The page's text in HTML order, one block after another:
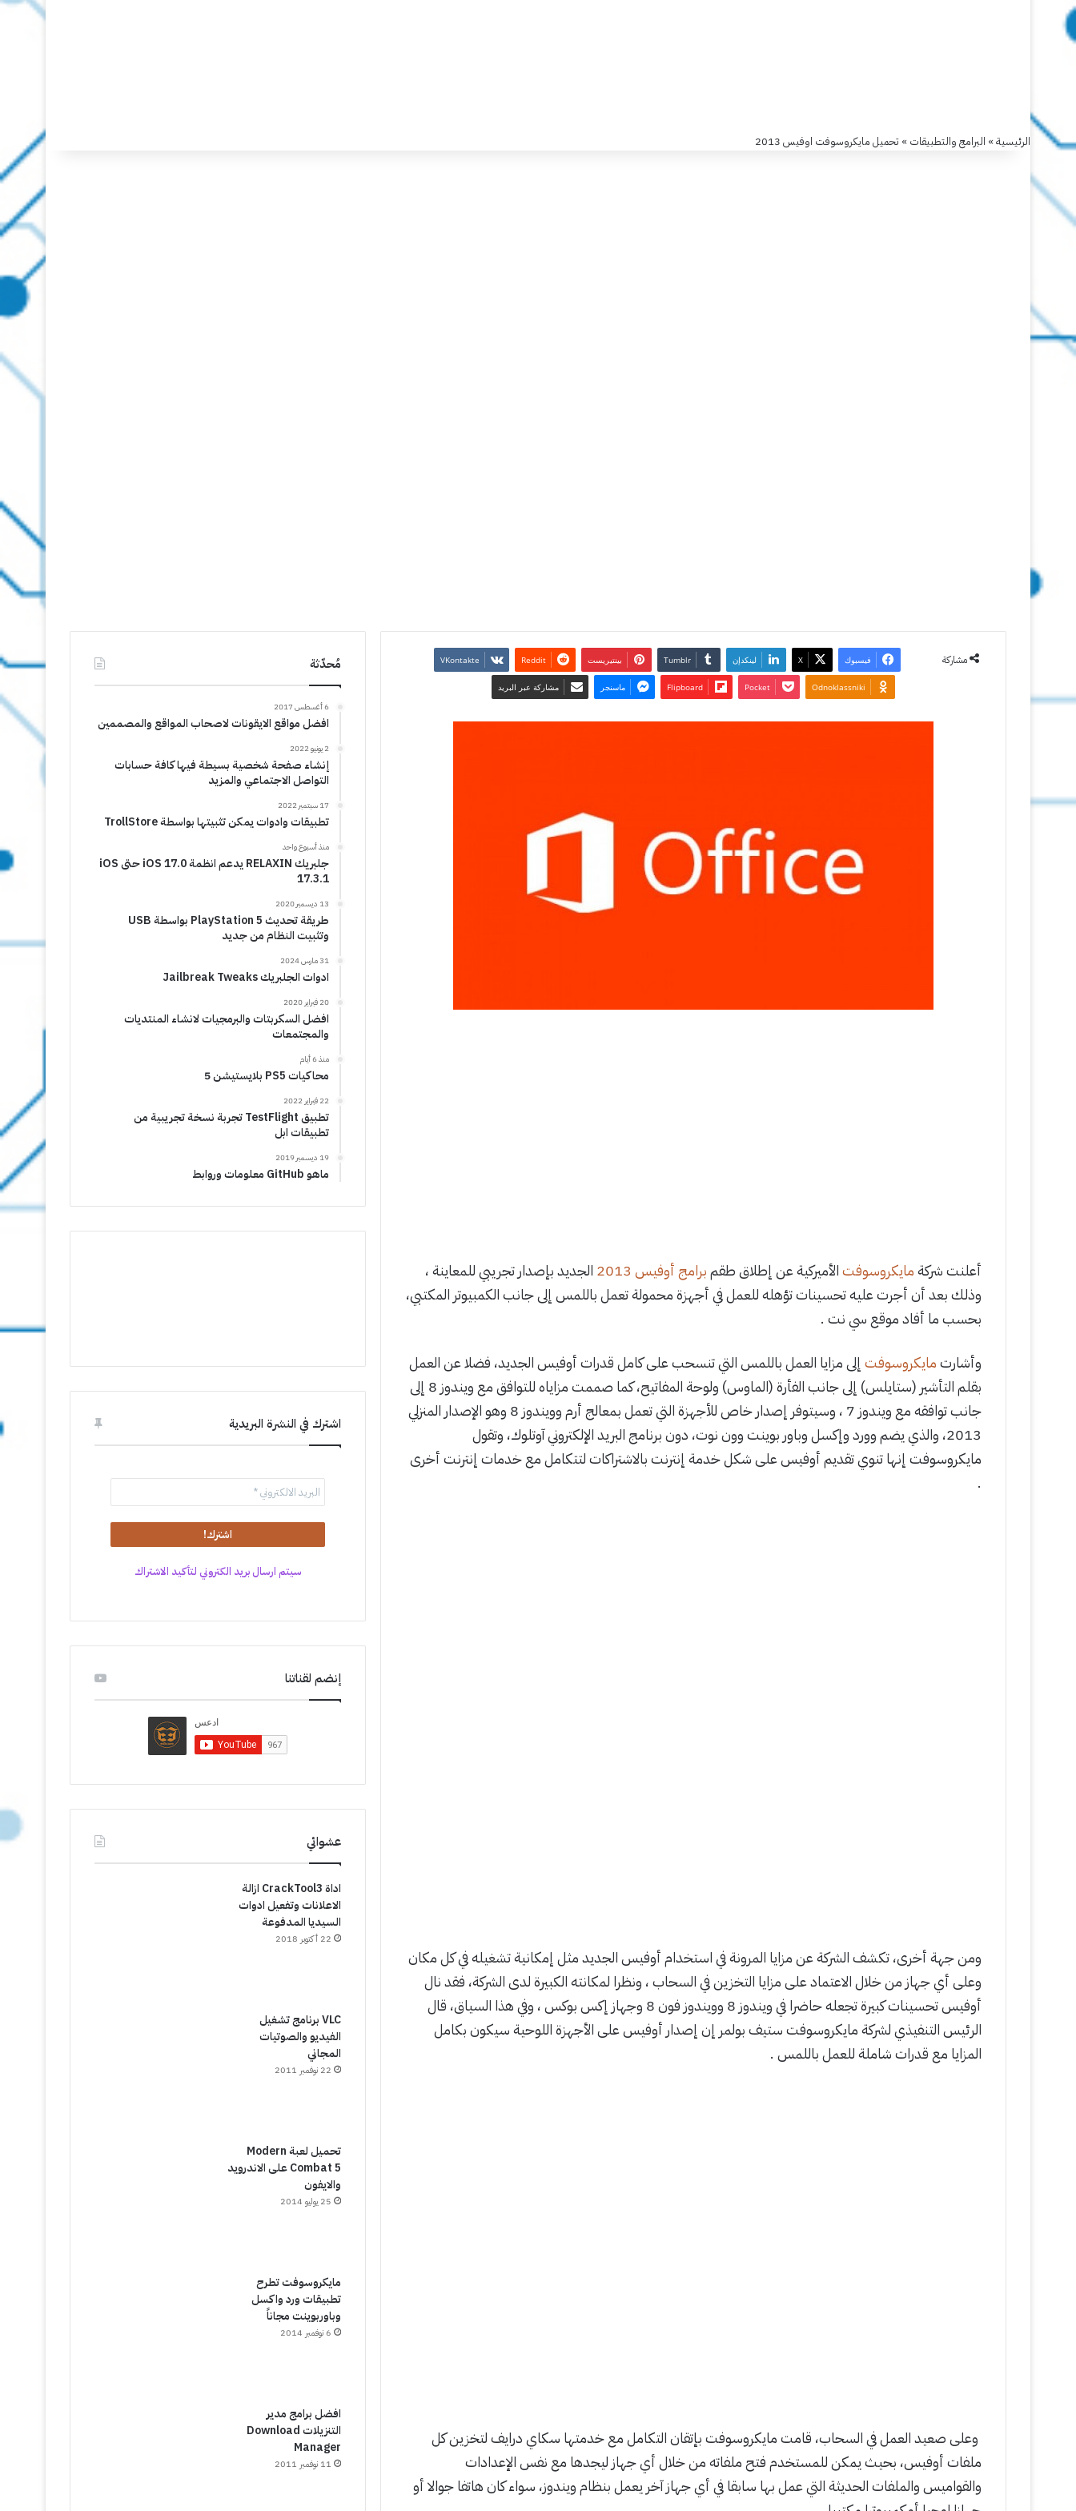
الرئيسية» البرامج والتطبيقات » تحميل مايكروسوفت اوفيس 2013
مشاركة فيسبوك ‫X لينكدإن ‏Tumblr بينتيريست ‏Reddit
Odnoklassniki
‫Pocket
Flipboard ماسنجر مشاركة عبر البريد
أعلنت شركةمايكروسوفتالأميركية عن إطلاق طقمبرامجأوفيس 2013
الجديد بإصدار تجريبي للمعاينة ،
وذلك بعد أن أجرت عليه تحسينات تؤهله للعمل في أجهزة محمولة تعمل باللمس إلى جانب الكمبيوتر المكتبي،
بحسب ما أفاد موقع سي نت .
وأشارتمايكروسوفت إلى مزايا العمل باللمس التي تنسحب على كامل قدرات أوفيس الجديد، فضلا عن العمل
بقلم التأشير (ستايلس) إلى جانب الفأرة (الماوس) ولوحة المفاتيح، كما صممت مزاياه للتوافق مع ويندوز 8 إلى
جانب توافقه مع ويندوز 7 ، وسيتوفر إصدار خاص للأجهزة التي تعمل بمعالج أرم وويندوز 8 وهو الإصدار المنزلي
2013، والذي يضم وورد وإكسل وباور بوينت وون نوت، دون برنامج البريد الإلكتروني آوتلوك، وتقول
مايكروسوفت إنها تنوي تقديم أوفيس على شكل خدمة إنترنت بالاشتراكات لتتكامل مع خدمات إنترنت أخرى
.
ومن جهة أخرى، تكشف الشركة عن مزايا المرونة في استخدام أوفيس الجديد مثل إمكانية تشغيله في كل مكان
وعلى أي جهاز من خلال الاعتماد على مزايا التخزين في السحاب ، ونظرا لمكانته الكبيرة لدى الشركة، فقد نال
أوفيس تحسينات كبيرة تجعله حاضرا في ويندوز 8 وويندوز فون 8 وجهاز إكس بوكس ، وفي هذا السياق، قال
الرئيس التنفيذي لشركة مايكروسوفت ستيف بولمر إن إصدار أوفيس على الأجهزة اللوحية سيكون بكامل
المزايا مع قدرات شاملة للعمل باللمس .
وعلى صعيد العمل في السحاب، قامت مايكروسوفت بإتقان التكامل مع خدمتها سكاي درايف لتخزين كل
ملفات أوفيس، بحيث يمكن للمستخدم فتح ملفاته من خلال أي جهاز ليجدها مع نفس الإعدادات
والقواميس والملفات الحديثة التي عمل بها سابقا في أي جهاز آخر يعمل بنظام ويندوز، سواء كان هاتفا جوالا أو
مُحدّثة
6 أغسطس 2017
افضل مواقع الايقونات لاصحاب المواقع والمصممين
2 يونيو 2022
إنشاء صفحة شخصية بسيطة فيها كافة حسابات
التواصل الاجتماعي والمزيد
17 سبتمبر 2022
تطبيقات وادوات يمكن تثبيتها بواسطة TrollStore
منذ أسبوع واحد
جلبريك RELAXIN يدعم انظمة iOS 17.0 حتى iOS
17.3.1
13 ديسمبر 2020
طريقة تحديث PlayStation 5 بواسطة USB
وتثبيت النظام من جديد
31 مارس 2024
ادوات الجلبريك Jailbreak Tweaks
20 فبراير 2020
افضل السكربتات والبرمجيات لانشاء المنتديات
والمجتمعات
منذ 6 أيام
محاكيات PS5 بلايستيشن 5
22 فبراير 2022
تطبيق TestFlight تجربة نسخة تجريبية من
تطبيقات ابل
19 ديسمبر 2019
ماهو GitHub معلومات وروابط
اشترك في النشرة البريدية
سيتم ارسال بريد الكتروني لتأكيد الاشتراك
إنضم لقناتنا
عشوائي
اداة CrackTool3 ازالة
الاعلانات وتفعيل ادوات
السيديا المدفوعة
22 أكتوبر 2018
VLC برنامج تشغيل
الفيديو والصوتيات
المجاني
22 نوفمبر 2011
تحميل لعبة Modern
Combat 5 على الاندرويد
والايفون
25 يوليو 2014
مايكروسوفت تطرح
تطبيقات ورد واكسل
وباوربوينت مجاناً
6 نوفمبر 2014
افضل برامج مدير
التنزيلات Download
Manager
11 نوفمبر 2011